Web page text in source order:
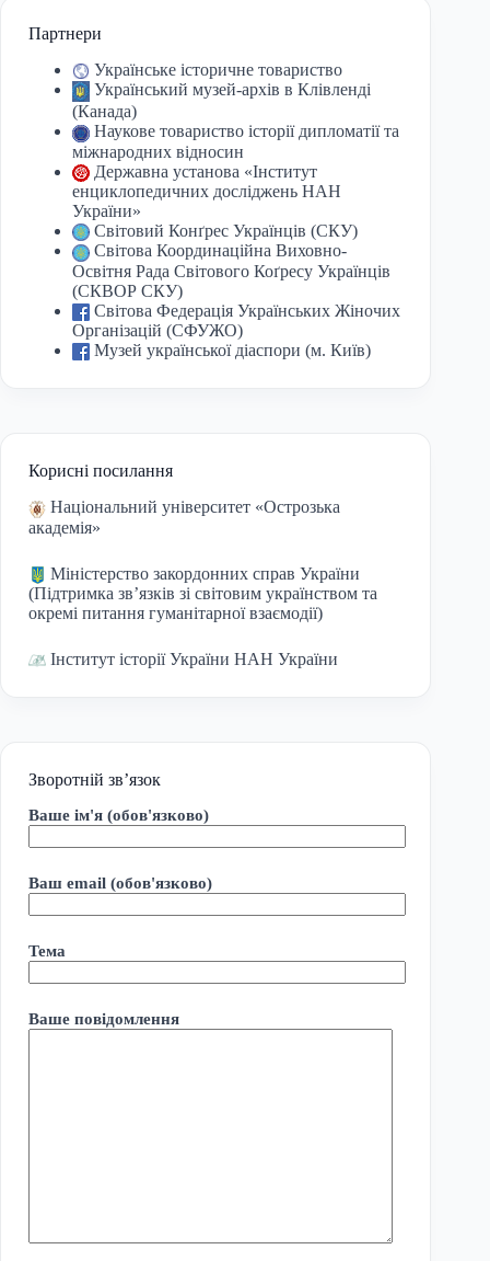
Партнери
Українське історичне товариство
Український музей-архів в Клівленді
(Канада)
Наукове товариство історії дипломатії та
міжнародних відносин
Державна установа «Інститут
енциклопедичних досліджень НАН
України»
Світовий Конґрес Українців (СКУ)
Світова Координаційна Виховно-
Освітня Рада Світового Коґресу Українців
(СКВОР СКУ)
Світова Федерація Українських Жіночих
Організацій (СФУЖО)
Музей української діаспори (м. Київ)
Корисні посилання
Національний університет «Острозька
академія»
Міністерство закордонних справ України
(Підтримка зв’язків зі світовим українством та
окремі питання гуманітарної взаємодії)
Інститут історії України НАН України
Зворотній зв’язок
Ваше ім'я (обов'язково)
Ваш email (обов'язково)
Тема
Ваше повідомлення